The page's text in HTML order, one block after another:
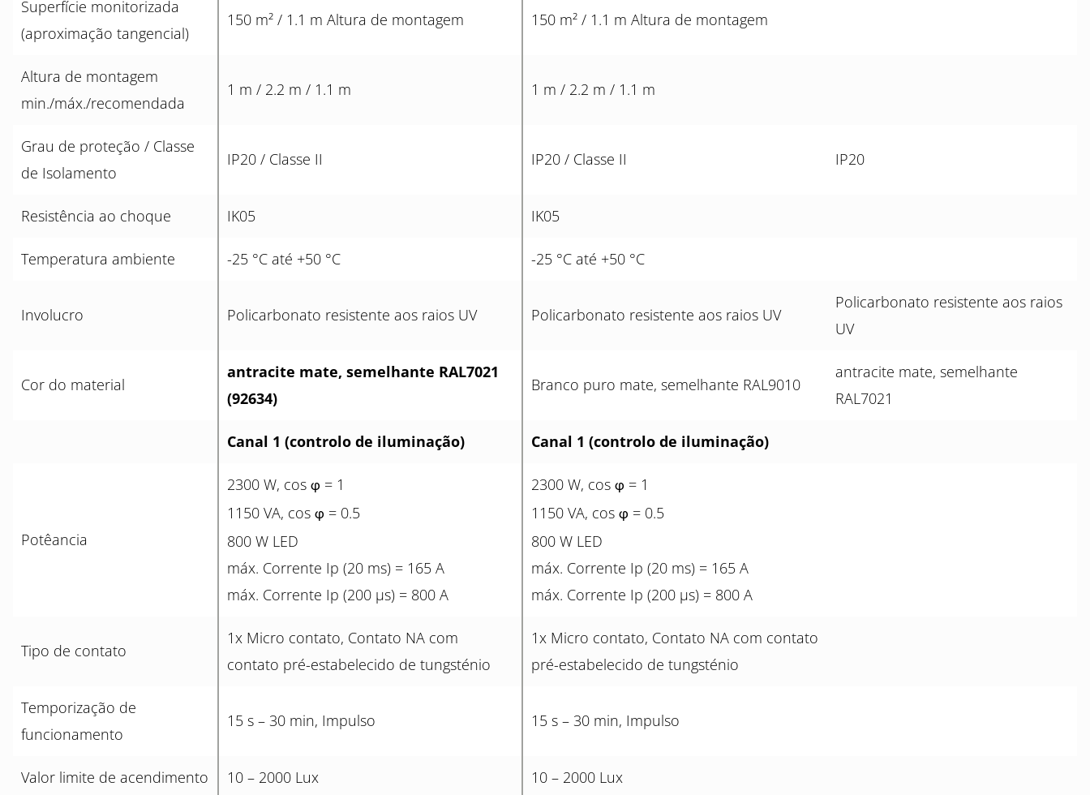
Superfície monitorizada
(aproximação tangencial)
150 m² / 1.1 m Altura de montagem 150 m² / 1.1 m Altura de montagem
Altura de montagem
min./máx./recomendada
1 m / 2.2 m / 1.1 m 1 m / 2.2 m / 1.1 m
Grau de proteção / Classe
de Isolamento
IP20 / Classe II IP20 / Classe II IP20
Resistência ao choque IK05 IK05
Temperatura ambiente -25 °C até +50 °C -25 °C até +50 °C
Involucro Policarbonato resistente aos raios UV Policarbonato resistente aos raios UV
Policarbonato resistente aos raios
UV
Cor do material
antracite mate, semelhante RAL7021
(92634)
Branco puro mate, semelhante RAL9010
antracite mate, semelhante
RAL7021
Canal 1 (controlo de iluminação) Canal 1 (controlo de iluminação)
Potêancia
2300 W, cos φ = 1
1150 VA, cos φ = 0.5
800 W LED
máx. Corrente Ip (20 ms) = 165 A
máx. Corrente Ip (200 µs) = 800 A
2300 W, cos φ = 1
1150 VA, cos φ = 0.5
800 W LED
máx. Corrente Ip (20 ms) = 165 A
máx. Corrente Ip (200 µs) = 800 A
Tipo de contato
1x Micro contato, Contato NA com
contato pré-estabelecido de tungsténio
1x Micro contato, Contato NA com contato
pré-estabelecido de tungsténio
Temporização de
funcionamento
15 s – 30 min, Impulso 15 s – 30 min, Impulso
Valor limite de acendimento 10 – 2000 Lux 10 – 2000 Lux